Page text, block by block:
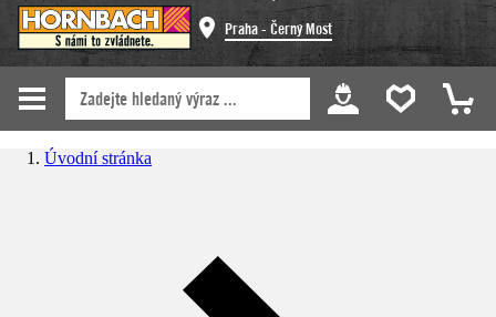
Praha - Černý Most
Úvodní stránka